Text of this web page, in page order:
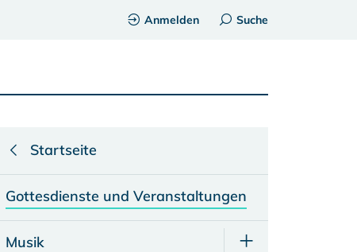
Anmelden Suche
Startseite
Gottesdienste und Veranstaltungen
Musik